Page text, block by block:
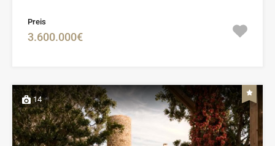
Preis
3.600.000€
14